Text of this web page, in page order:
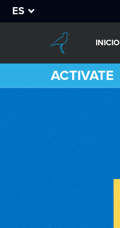
ES
INICIO
ACTIVATE